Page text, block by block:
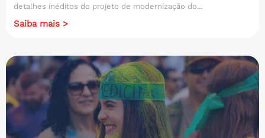
detalhes inéditos do projeto de modernização do...
Saiba mais >